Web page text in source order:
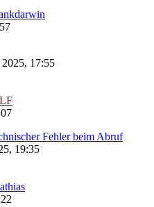
17:55
Fehler beim Abruf
19:35